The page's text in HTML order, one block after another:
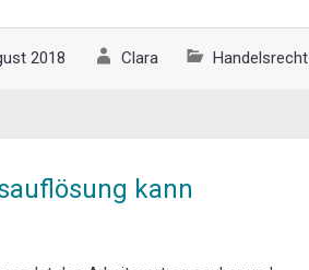
2018 Clara Handelsrecht
kann